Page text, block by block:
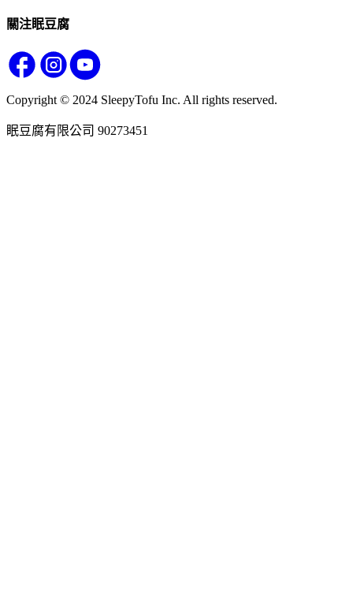
關注眠豆腐
Copyright © 2024 SleepyTofu Inc. All rights reserved.
眠豆腐有限公司 90273451